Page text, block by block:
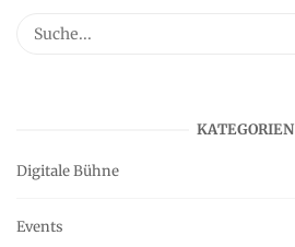
KATEGORIEN
Digitale Bühne
Events